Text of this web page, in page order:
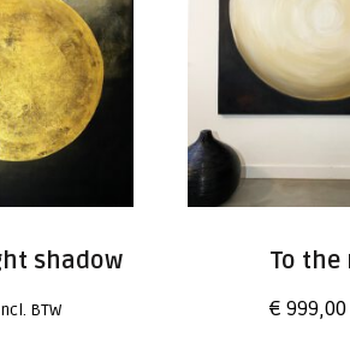
shadow
BTW
To the
€ 999,00